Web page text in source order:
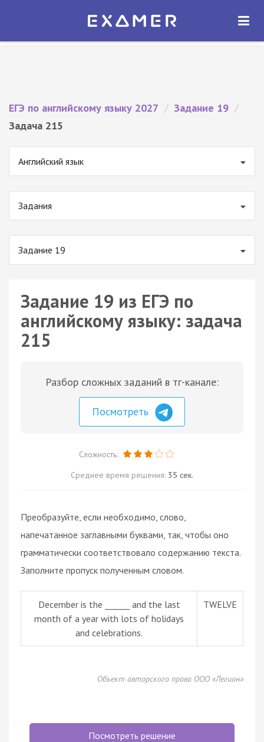
Экзамер — ЕГЭ 2027
ОТКРЫТЬ
ЕГЭ по английскому языку 2027 / Задание 19 /
Задача 215
Английский язык
Задания
Задание 19
Задание 19 из ЕГЭ по
английскому языку: задача
215
Разбор сложных заданий в тг-канале:
Посмотреть
Сложность:
Среднее время решения: 35 сек.
Преобразуйте, если необходимо, слово,
напечатанное заглавными буквами, так, чтобы оно
грамматически соответствовало содержанию текста.
Заполните пропуск полученным словом.
December is the ______ and the last
month of a year with lots of holidays
and celebrations.
TWELVE
Объект авторского права ООО «Легион»
Посмотреть решение